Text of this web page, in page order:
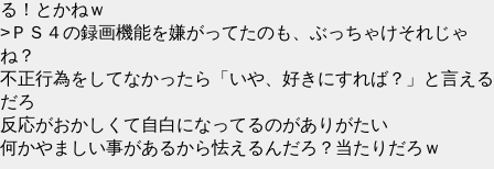
る！とかねｗ
>ＰＳ４の録画機能を嫌がってたのも、ぶっちゃけそれじゃ
ね？
不正行為をしてなかったら「いや、好きにすれば？」と言える
だろ
反応がおかしくて自白になってるのがありがたい
何かやましい事があるから怯えるんだろ？当たりだろｗ